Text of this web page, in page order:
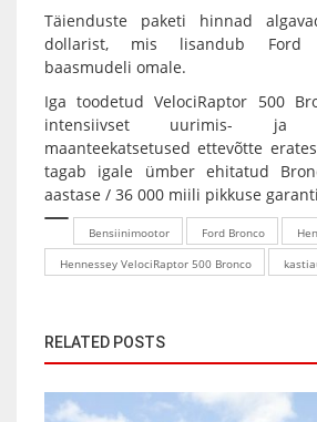
Täienduste paketi hinnad
dollarist, mis lisandub Ford
baasmudeli omale.
Iga toodetud VelociRaptor 500
intensiivset uurimis- ja
maanteekatsetused ettevõtte
tagab igale ümber ehitatud
aastase / 36 000 miili pikkuse
Bensiinimootor Ford Bronco
Hennessey VelociRaptor 500 Bronco
RELATED POSTS